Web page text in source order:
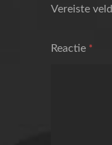
Vereiste
Reactie *